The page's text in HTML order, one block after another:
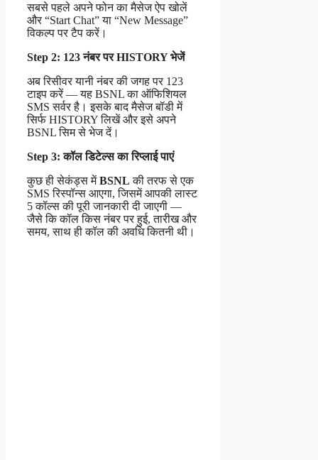
सबसे पहले अपने फोन का मैसेज ऐप खोलें
और “Start Chat” या “New Message”
विकल्प पर टैप करें।
Step 2: 123 नंबर पर HISTORY भेजें
अब रिसीवर यानी नंबर की जगह पर 123
टाइप करें — यह BSNL का ऑफिशियल
SMS सर्वर है। इसके बाद मैसेज बॉडी में
सिर्फ HISTORY लिखें और इसे अपने
BSNL सिम से भेज दें।
Step 3: कॉल डिटेल्स का रिप्लाई पाएं
कुछ ही सेकंड्स मेंBSNL की तरफ से एक
SMS रिस्पॉन्स आएगा, जिसमें आपकी लास्ट
5 कॉल्स की पूरी जानकारी दी जाएगी —
जैसे कि कॉल किस नंबर पर हुई, तारीख और
समय, साथ ही कॉल की अवधि कितनी थी।